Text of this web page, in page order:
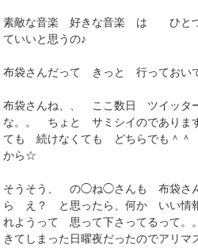
素敵な音楽 好きな音楽 は ひと
ていいと思うの♪
布袋さんだって きっと 行っておい
布袋さんね、、 ここ数日 ツイッ
な。。 ちょと サミシイのであ
ても 続けなくても どちらでも＾
から☆
そうそう、 の◯ね◯さんも 布袋さ
ら え？ と思ったら、何か いい情
れようって 思って下さってるって
きてしまった日曜夜だったのでアリマ